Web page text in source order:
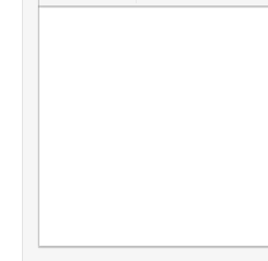
Вставить защищенную
ВставитьВставка